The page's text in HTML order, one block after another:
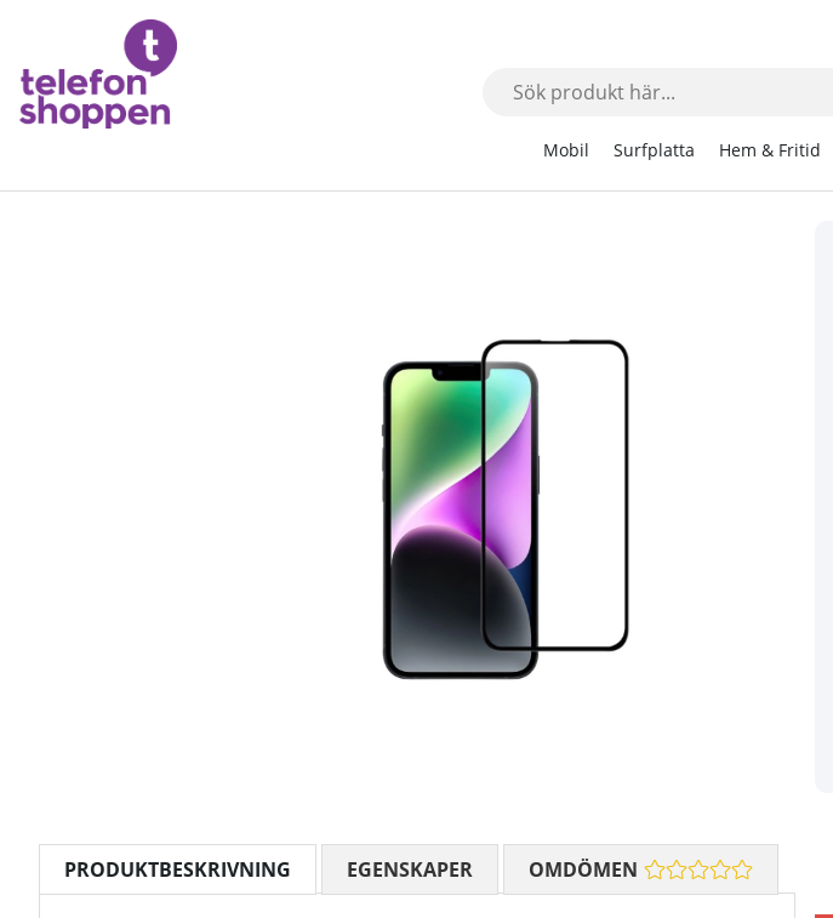
Mobil Surfplatta Hem & Fritid
PRODUKTBESKRIVNING EGENSKAPER OMDÖMEN